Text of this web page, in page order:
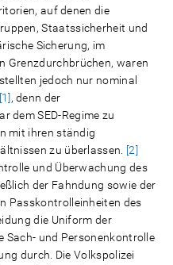
auf denen die
Staatssicherheit und
Sicherung, im
Grenzdurchbrüchen, waren
jedoch nur nominal
[1], denn der
dem SED-Regime zu
mit ihren ständig
zu überlassen.
[2]
und Überwachung des
der Fahndung sowie der
Passkontrolleinheiten des
die Uniform der
Sach- und Personenkontrolle
durch. Die Volkspolizei